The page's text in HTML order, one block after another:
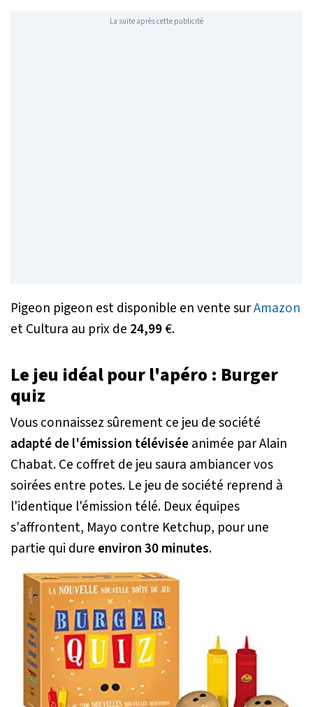
La suite après cette publicité
Pigeon pigeon est disponible en vente surAmazon
et Cultura au prix de 24,99€.
Le jeu idéal pour l'apéro : Burger
quiz
Vous connaissez sûrement ce jeu de société
adapté de l'émission téléviséeanimée par Alain
Chabat. Ce coffret de jeu saura ambiancer vos
soirées entre potes. Le jeu de société reprend à
l'identique l'émission télé. Deux équipes
s'affrontent, Mayo contre Ketchup, pour une
partie qui dure environ 30 minutes.